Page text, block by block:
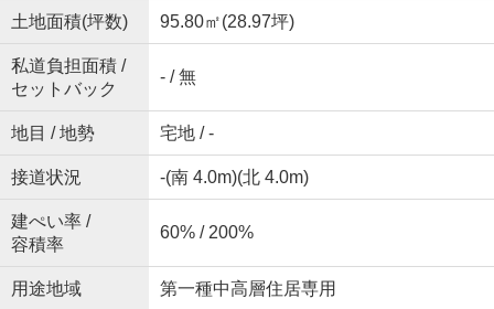
土地面積(坪数) 95.80㎡(28.97坪)
私道負担面積 /
セットバック
- / 無
地目 / 地勢 宅地 / -
接道状況 -(南 4.0m)(北 4.0m)
建ぺい率 /
容積率
60% / 200%
用途地域 第一種中高層住居専用